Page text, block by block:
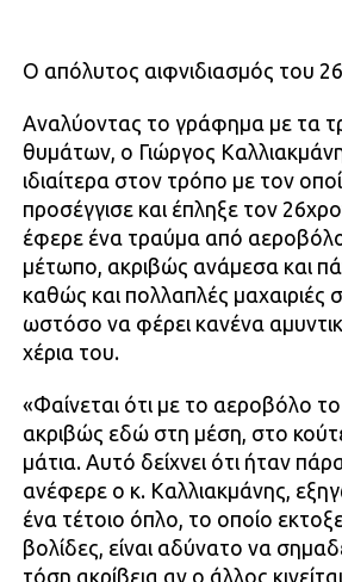
Ο απόλυτος αιφνιδιασμός του
Αναλύοντας το γράφημα με τα
θυμάτων, ο Γιώργος
ιδιαίτερα στον τρόπο με τον
προσέγγισε και έπληξε τον
έφερε ένα τραύμα από
μέτωπο, ακριβώς ανάμεσα και
καθώς και πολλαπλές μαχαιριές
ωστόσο να φέρει κανένα
χέρια του.
«Φαίνεται ότι με το αεροβόλο
ακριβώς εδώ στη μέση, στο
μάτια. Αυτό δείχνει ότι ήταν
ανέφερε ο κ. Καλλιακμάνης,
ένα τέτοιο όπλο, το οποίο
βολίδες, είναι αδύνατο να
τόση ακρίβεια αν ο άλλος